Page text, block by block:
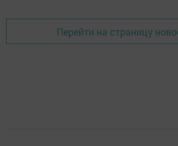
Перейти на страницу